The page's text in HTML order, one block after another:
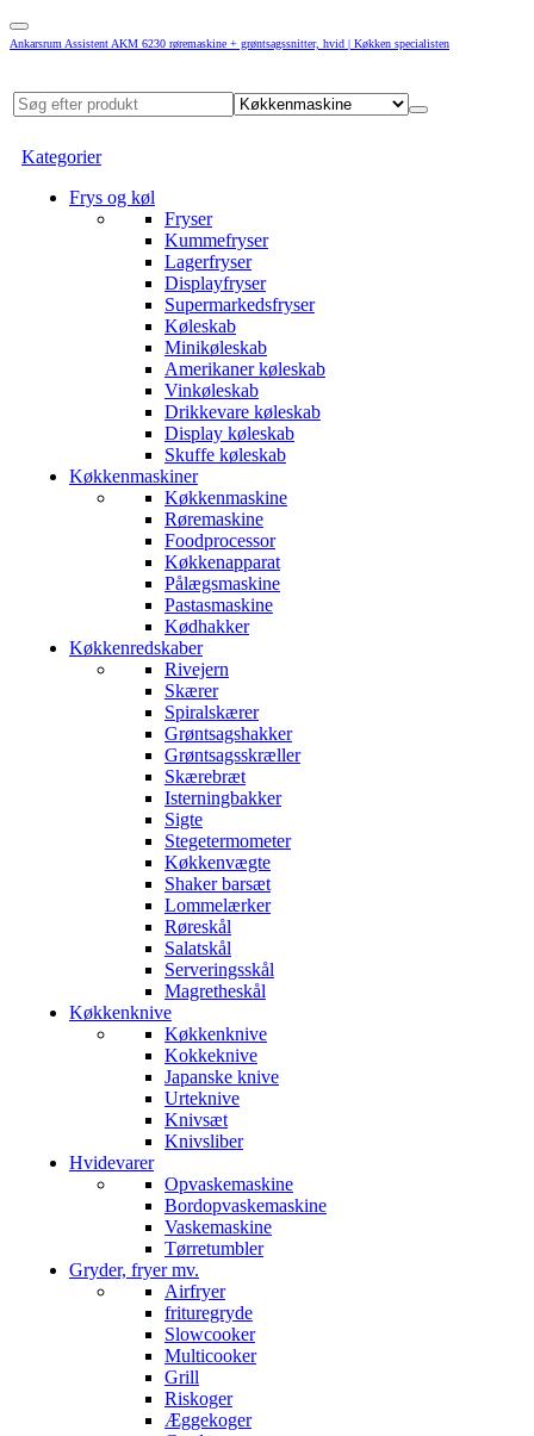
Ankarsrum Assistent AKM 6230 røremaskine + grøntsagssnitter, hvid | Køkken specialisten
Kategorier
Frys og køl
Fryser
Kummefryser
Lagerfryser
Displayfryser
Supermarkedsfryser
Køleskab
Minikøleskab
Amerikaner køleskab
Vinkøleskab
Drikkevare køleskab
Display køleskab
Skuffe køleskab
Køkkenmaskiner
Køkkenmaskine
Røremaskine
Foodprocessor
Køkkenapparat
Pålægsmaskine
Pastasmaskine
Kødhakker
Køkkenredskaber
Rivejern
Skærer
Spiralskærer
Grøntsagshakker
Grøntsagsskræller
Skærebræt
Isterningbakker
Sigte
Stegetermometer
Køkkenvægte
Shaker barsæt
Lommelærker
Røreskål
Salatskål
Serveringsskål
Magretheskål
Køkkenknive
Køkkenknive
Kokkeknive
Japanske knive
Urteknive
Knivsæt
Knivsliber
Hvidevarer
Opvaskemaskine
Bordopvaskemaskine
Vaskemaskine
Tørretumbler
Gryder, fryer mv.
Airfryer
frituregryde
Slowcooker
Multicooker
Grill
Riskoger
Æggekoger